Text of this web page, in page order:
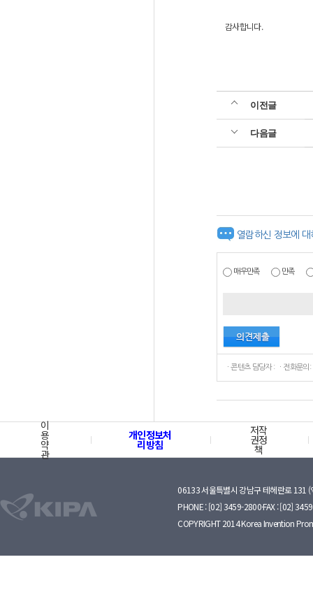
감사합니다.
이전글
다음글
열람하신 정보에
매우만족 만족
ㆍ콘텐츠 담당자 : ㆍ전화문의:
이
용
약
관
개인정보처
리방침
저작
권정
책
06133 서울특별시 강남구 테헤란로 131 (
PHONE : [02] 3459-2800·FAX : [02]
COPYRIGHT 2014 Korea Invention